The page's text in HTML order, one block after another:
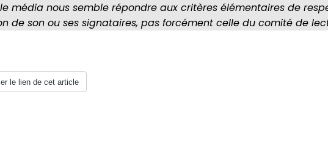
média nous semble répondre aux critères élémentaires de
de son ou ses signataires, pas forcément celle du comité de
le lien de cet article